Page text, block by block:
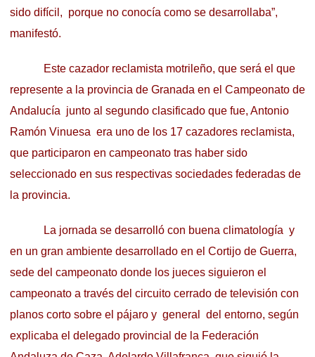
sido difícil, porque no conocía como se desarrollaba”,
manifestó.
Este cazador reclamista motrileño, que será el que
represente a la provincia de Granada en el Campeonato de
Andalucía junto al segundo clasificado que fue, Antonio
Ramón Vinuesa era uno de los 17 cazadores reclamista,
que participaron en campeonato tras haber sido
seleccionado en sus respectivas sociedades federadas de
la provincia.
La jornada se desarrolló con buena climatología y
en un gran ambiente desarrollado en el Cortijo de Guerra,
sede del campeonato donde los jueces siguieron el
campeonato a través del circuito cerrado de televisión con
planos corto sobre el pájaro y general del entorno, según
explicaba el delegado provincial de la Federación